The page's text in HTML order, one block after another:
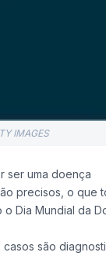
IMAGES
ser uma doença
precisos, o que
Dia Mundial da
casos são